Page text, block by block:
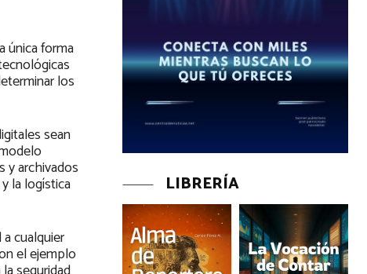
única forma
los
sean
y archivados
la logística
cualquier
el ejemplo
LIBRERÍA